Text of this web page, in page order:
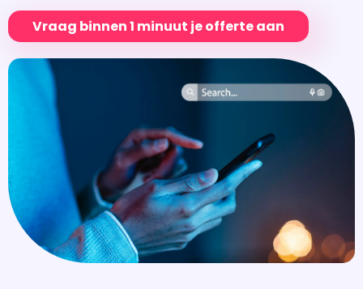
Vraag binnen 1 minuut je offerte aan